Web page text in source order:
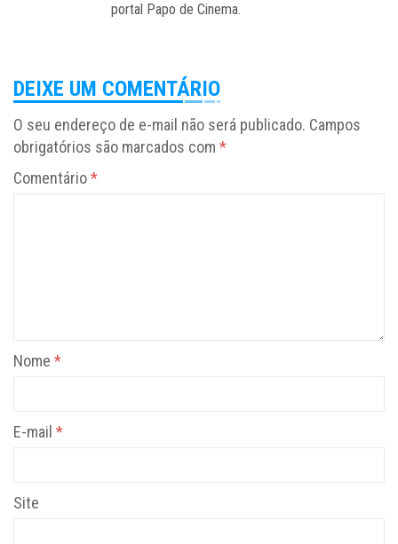
portal Papo de Cinema.
DEIXE UM COMENTÁRIO
O seu endereço de e-mail não será publicado. Campos
obrigatórios são marcados com *
Comentário*
Nome *
E-mail *
Site